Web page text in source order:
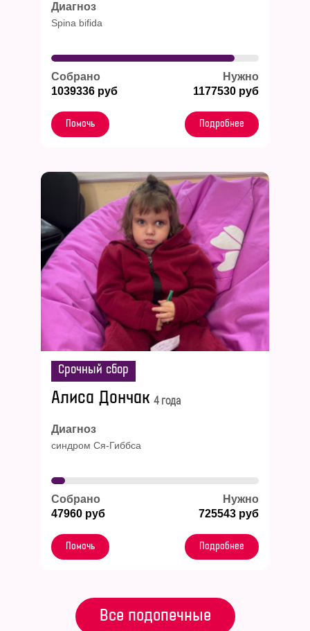
Диагноз
Spina bifida
Собрано
1039336 руб
Нужно
1177530 руб
Помочь Подробнее
Срочный сбор
Алиса Дончак 4 года
Диагноз
синдром Ся-Гиббса
Собрано
47960 руб
Нужно
725543 руб
Помочь Подробнее
Все подопечные